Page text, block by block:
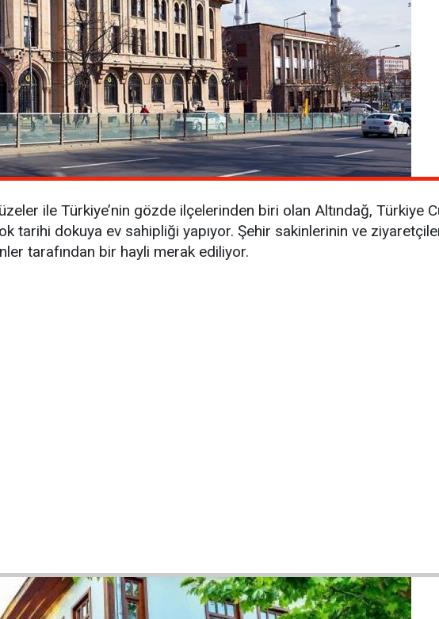
ile Türkiye’nin gözde ilçelerinden biri olan Altındağ, Türkiye
tarihi dokuya ev sahipliği yapıyor. Şehir sakinlerinin ve
tarafından bir hayli merak ediliyor.